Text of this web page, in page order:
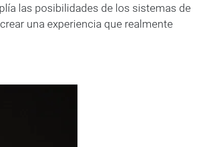
las posibilidades de los sistemas de
una experiencia que realmente